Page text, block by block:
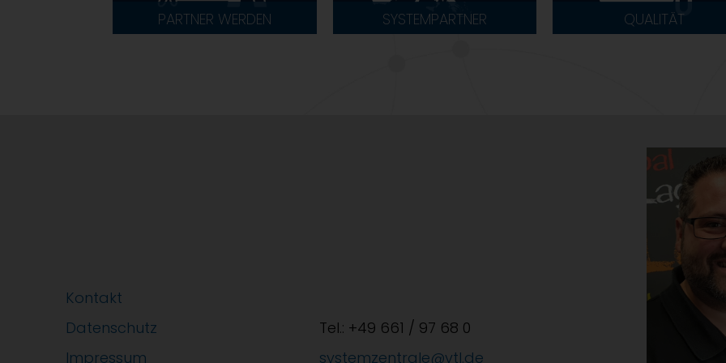
PARTNER WERDEN SYSTEMPARTNER QUALITÄT
Kontakt
Datenschutz
Impressum
Tel.: +49 661 / 97 68 0
systemzentrale@vtl.de